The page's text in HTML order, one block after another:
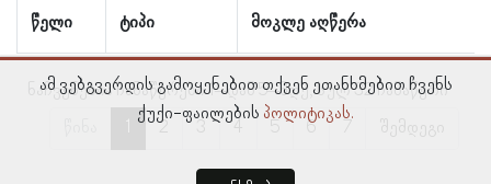
წელი ტიპი მოკლე აღწერა
ნაჩვენებია ჩანაწერები 1–დან 5–მდე, სულ 32 ჩანაწერი
2 6
ამ ვებგვერდის გამოყენებით თქვენ ეთანხმებით ჩვენს
ქუქი-ფაილების პოლიტიკას.